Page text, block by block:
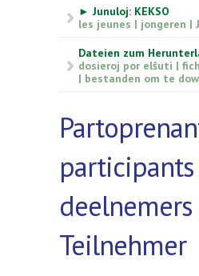
► Junuloj: KEKSO
les jeunes | jongeren |
Dateien zum
dosieroj por elŝuti |
| bestanden om te
participants
deelnemers
Teilnehmer